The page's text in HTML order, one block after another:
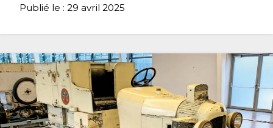
Publié le : 29 avril 2025